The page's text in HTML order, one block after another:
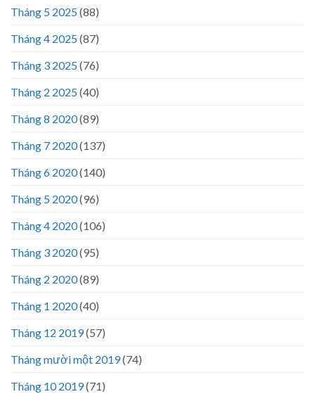
Tháng 5 2025(88)
Tháng 4 2025(87)
Tháng 3 2025(76)
Tháng 2 2025(40)
Tháng 8 2020(89)
Tháng 7 2020(137)
Tháng 6 2020(140)
Tháng 5 2020(96)
Tháng 4 2020(106)
Tháng 3 2020(95)
Tháng 2 2020(89)
Tháng 1 2020(40)
Tháng 12 2019(57)
Tháng mười một 2019(74)
Tháng 10 2019(71)